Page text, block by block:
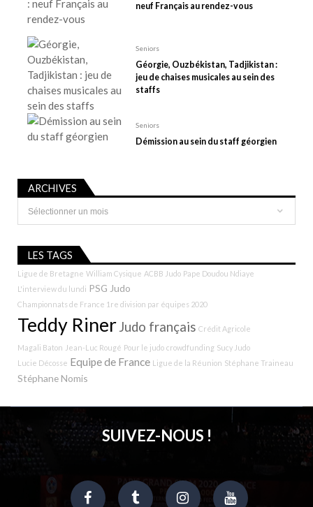
neuf Français au rendez-vous
Seniors
Géorgie, Ouzbékistan, Tadjikistan :
jeu de chaises musicales au sein des
staffs
Seniors
Démission au sein du staff géorgien
ARCHIVES
Archives
LES TAGS
Ligue de Bretagne William Cysique ACBB Judo Pape Doudou Ndiaye
L'interview du lundi PSG Judo
Championnats de France 1re division par équipes 2020
Teddy RinerJudo français Crédit Agricole
Magali Baton Jean-Luc Rougé Pour le judo crowdfunding Sucy Judo
Lucie Décosse Equipe de France Ligue de la Réunion Stéphane Traineau
Stéphane Nomis
SUIVEZ-NOUS !